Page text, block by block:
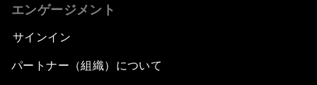
エンゲージメント
サインイン
パートナー（組織）について